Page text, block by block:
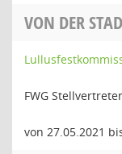
VON DER
FWG
von 27.05.2021